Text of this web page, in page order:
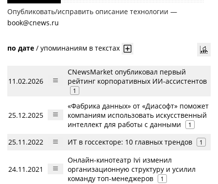
Опубликовать/исправить описание технологии —
book@cnews.ru
по дате / упоминаниям в текстах
11.02.2026
CNewsMarket опубликовал первый
рейтинг корпоративных ИИ-ассистентов
1
25.12.2025
«Фабрика данных» от «Диасофт» поможет
компаниям использовать искусственный
интеллект для работы с данными
1
25.11.2022 ИТ в госсекторе: 10 главных трендов 1
24.11.2021
Онлайн-кинотеатр Ivi изменил
организационную структуру и усилил
команду топ-менеджеров
1